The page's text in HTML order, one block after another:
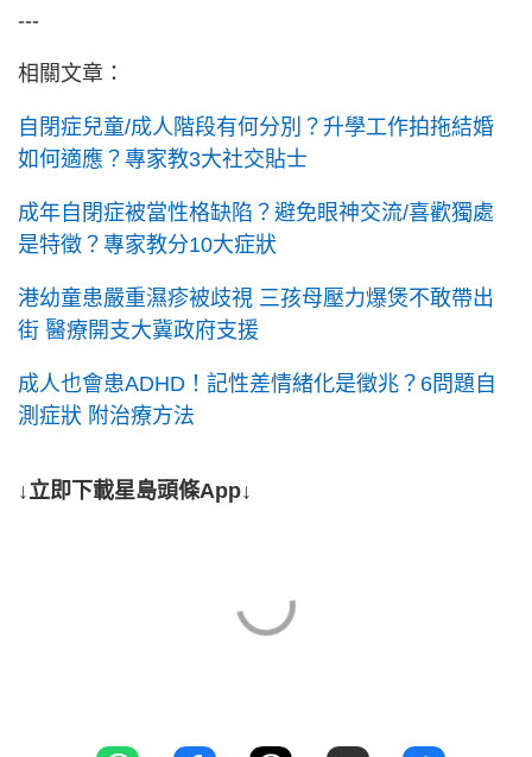
---
相關文章：
自閉症兒童/成人階段有何分別？升學工作拍拖結婚
如何適應？專家教3大社交貼士
成年自閉症被當性格缺陷？避免眼神交流/喜歡獨處
是特徵？專家教分10大症狀
港幼童患嚴重濕疹被歧視 三孩母壓力爆煲不敢帶出
街 醫療開支大冀政府支援
成人也會患ADHD！記性差情緒化是徵兆？6問題自
測症狀 附治療方法
↓立即下載星島頭條App↓